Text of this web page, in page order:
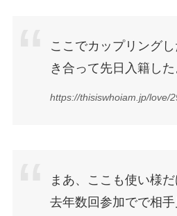
ここでカップリング
き合って先日入籍し
https://thisiswhoiam.jp/love/
まあ、ここも使い様
去年数回参加でで相